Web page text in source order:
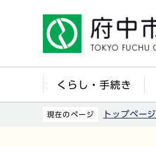
くらし・手続き
現在のページ トップページ